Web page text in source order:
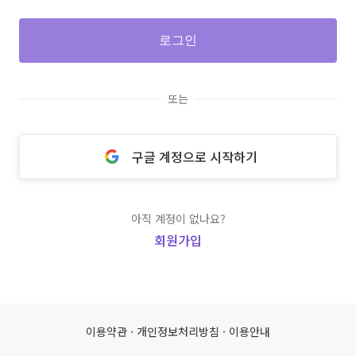
로그인
또는
구글 계정으로 시작하기
아직 계정이 없나요?
회원가입
이용약관 · 개인정보처리방침 · 이용안내